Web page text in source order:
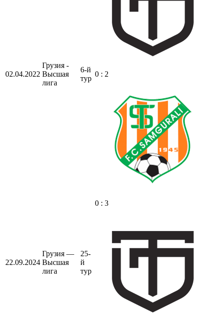
02.04.2022
Грузия -
Высшая
лига
6-й
тур
0 : 2
22.09.2024
Грузия —
Высшая
лига
25-
й
тур
0 : 3